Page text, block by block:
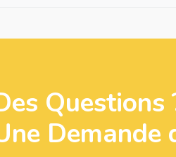
Questions
Demande